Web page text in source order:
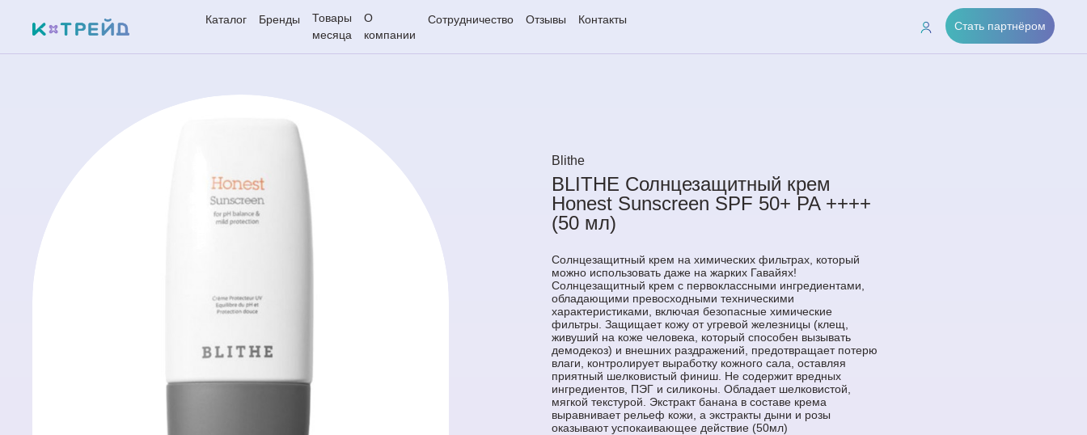
Каталог Бренды
Товары
месяца
О
компании
Сотрудничество Отзывы Контакты Стать партнёром
Blithe
BLITHE Cолнцезащитный крем
Honest Sunscreen SPF 50+ PA ++++
(50 мл)
Солнцезащитный крем на химических фильтрах, который
можно использовать даже на жарких Гавайях!
Солнцезащитный крем с первоклассными ингредиентами,
обладающими превосходными техническими
характеристиками, включая безопасные химические
фильтры. Защищает кожу от угревой железницы (клещ,
живуший на коже человека, который способен вызывать
демодекоз) и внешних раздражений, предотвращает потерю
влаги, контролирует выработку кожного сала, оставляя
приятный шелковистый финиш. Не содержит вредных
ингредиентов, ПЭГ и силиконы. Обладает шелковистой,
мягкой текстурой. Экстракт банана в составе крема
выравнивает рельеф кожи, а экстракты дыни и розы
оказывают успокаивающее действие (50мл)